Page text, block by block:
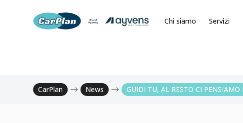
Chi siamo Servizi
CarPlan $ News $ GUIDI TU, AL RESTO CI PENSIAMO